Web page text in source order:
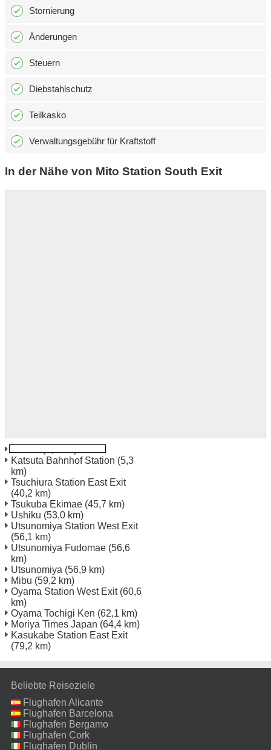
Stornierung
Änderungen
Steuern
Diebstahlschutz
Teilkasko
Verwaltungsgebühr für Kraftstoff
In der Nähe von Mito Station South Exit
Katsuta Bahnhof Station (5,3
km)
Tsuchiura Station East Exit
(40,2 km)
Tsukuba Ekimae (45,7 km)
Ushiku (53,0 km)
Utsunomiya Station West Exit
(56,1 km)
Utsunomiya Fudomae (56,6
km)
Utsunomiya (56,9 km)
Mibu (59,2 km)
Oyama Station West Exit(60,6
km)
Oyama Tochigi Ken (62,1 km)
Moriya Times Japan (64,4 km)
Kasukabe Station East Exit
(79,2 km)
Beliebte Reiseziele
Flughafen Alicante
Flughafen Barcelona
Flughafen Bergamo
Flughafen Cork
Flughafen Dublin